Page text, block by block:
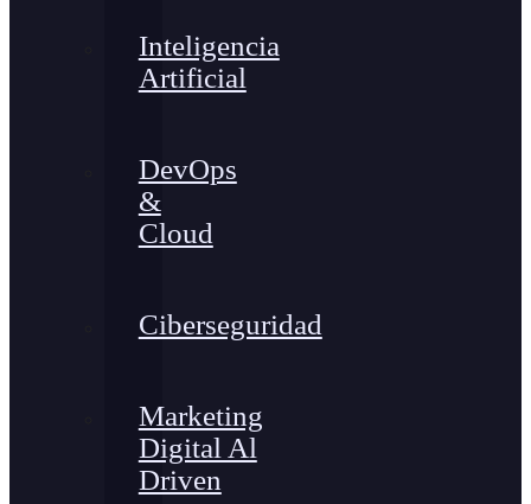
Inteligencia
Artificial
DevOps
&
Cloud
Ciberseguridad
Marketing
Digital Al
Driven